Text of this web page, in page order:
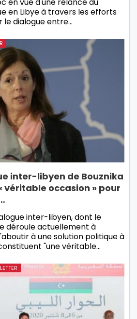
en Libye à travers les efforts
le dialogue entre…
inter-libyen de Bouznika
véritable occasion » pour
inter-libyen, dont le
déroule actuellement à
à une solution politique à
"une véritable…